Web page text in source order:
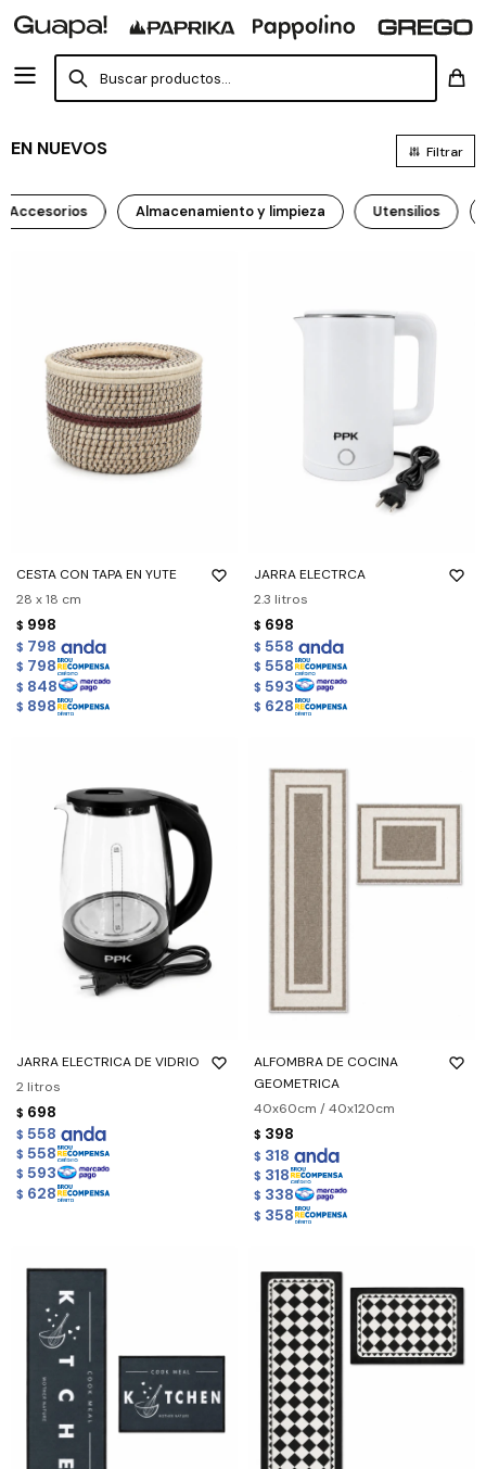
EN NUEVOS
Accesorios Almacenamiento y limpieza Utensilios
CESTA CON TAPA EN YUTE
28 x 18 cm
$ 998
$ 798
$ 798
$ 848
$ 898
JARRA ELECTRCA
2.3 litros
$ 698
$ 558
$ 558
$ 593
$ 628
JARRA ELECTRICA DE VIDRIO
2 litros
$ 698
$ 558
$ 558
$ 593
$ 628
ALFOMBRA DE COCINA
GEOMETRICA
40x60cm / 40x120cm
$ 398
$ 318
$ 318
$ 338
$ 358